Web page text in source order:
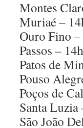
Montes
Muriaé –
Ouro Fino
Passos –
Patos de
Pouso
Poços de
Santa
São João